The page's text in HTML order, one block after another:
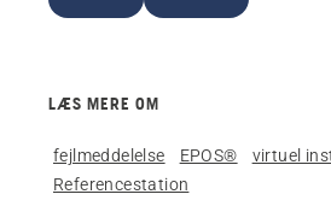
LÆS MERE OM
fejlmeddelelse EPOS®
virtuel
Referencestation